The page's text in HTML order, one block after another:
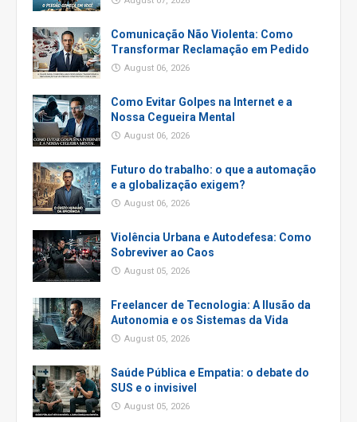
Comunicação Não Violenta: Como
Transformar Reclamação em Pedido
August 06, 2026
Como Evitar Golpes na Internet e a
Nossa Cegueira Mental
August 06, 2026
Futuro do trabalho: o que a automação
e a globalização exigem?
August 06, 2026
Violência Urbana e Autodefesa: Como
Sobreviver ao Caos
August 05, 2026
Freelancer de Tecnologia: A Ilusão da
Autonomia e os Sistemas da Vida
August 05, 2026
Saúde Pública e Empatia: o debate do
SUS e o invisivel
August 05, 2026